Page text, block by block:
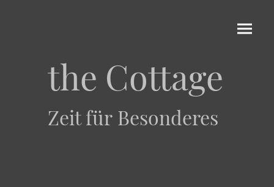
the Cottage
Zeit für Besonderes